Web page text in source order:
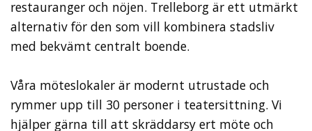
restauranger och nöjen. Trelleborg är ett utmärkt
alternativ för den som vill kombinera stadsliv
med bekvämt centralt boende.
Våra möteslokaler är modernt utrustade och
rymmer upp till 30 personer i teatersittning. Vi
hjälper gärna till att skräddarsy ert möte och